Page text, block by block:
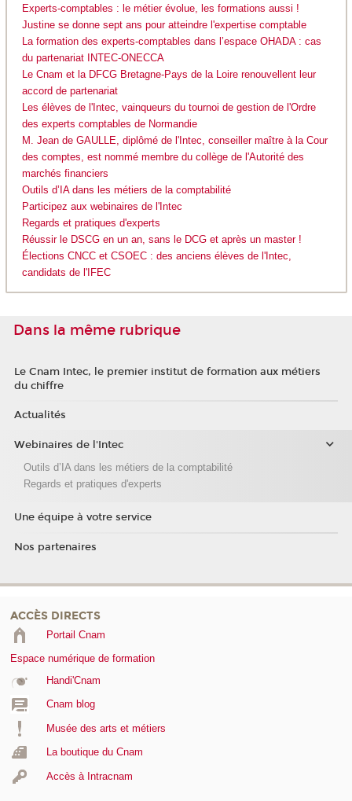
Experts-comptables : le métier évolue, les formations aussi !
Justine se donne sept ans pour atteindre l'expertise comptable
La formation des experts-comptables dans l’espace OHADA : cas
du partenariat INTEC-ONECCA
Le Cnam et la DFCG Bretagne-Pays de la Loire renouvellent leur
accord de partenariat
Les élèves de l'Intec, vainqueurs du tournoi de gestion de l'Ordre
des experts comptables de Normandie
M. Jean de GAULLE, diplômé de l'Intec, conseiller maître à la Cour
des comptes, est nommé membre du collège de l'Autorité des
marchés financiers
Outils d’IA dans les métiers de la comptabilité
Participez aux webinaires de l'Intec
Regards et pratiques d'experts
Réussir le DSCG en un an, sans le DCG et après un master !
Élections CNCC et CSOEC : des anciens élèves de l'Intec,
candidats de l'IFEC
Dans la même rubrique
Le Cnam Intec, le premier institut de formation aux métiers
du chiffre
Actualités
Webinaires de l'Intec
Outils d’IA dans les métiers de la comptabilité
Regards et pratiques d'experts
Une équipe à votre service
Nos partenaires
ACCÈS DIRECTS
Portail Cnam
Espace numérique de formation
Handi'Cnam
Cnam blog
Musée des arts et métiers
La boutique du Cnam
Accès à Intracnam